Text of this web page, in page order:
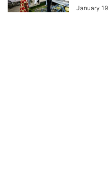
January